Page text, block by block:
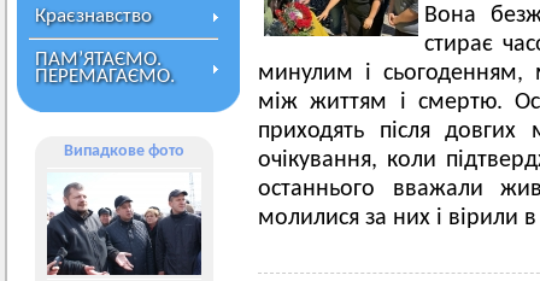
Краєзнавство
ПАМ’ЯТАЄМО.
ПЕРЕМАГАЄМО.
Випадкове фото
Вона
стирає
минулим і сьогоденням,
між життям і смертю.
приходять після довгих
очікування, коли
останнього вважали
молилися за них і вірили